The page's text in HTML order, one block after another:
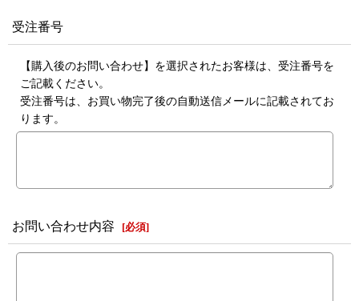
受注番号
【購入後のお問い合わせ】を選択されたお客様は、受注番号を
ご記載ください。
受注番号は、お買い物完了後の自動送信メールに記載されてお
ります。
お問い合わせ内容 [必須]